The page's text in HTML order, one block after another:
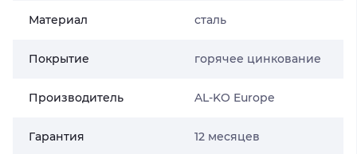
Материал сталь
Покрытие горячее цинкование
Производитель AL-KO Europe
Гарантия 12 месяцев